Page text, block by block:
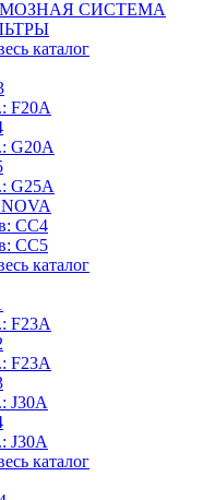
СИСТЕМА
каталог
F20A
G20A
G25A
CC4
CC5
каталог
F23A
F23A
J30A
J30A
каталог